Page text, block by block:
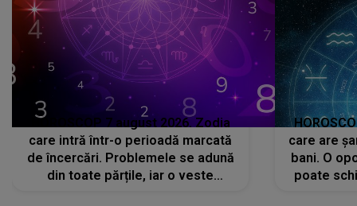
HOROSCOP 7 august 2026. Zodia
care intră într-o perioadă marcată
de încercări. Problemele se adună
din toate părțile, iar o veste
care are
bani. O
poate